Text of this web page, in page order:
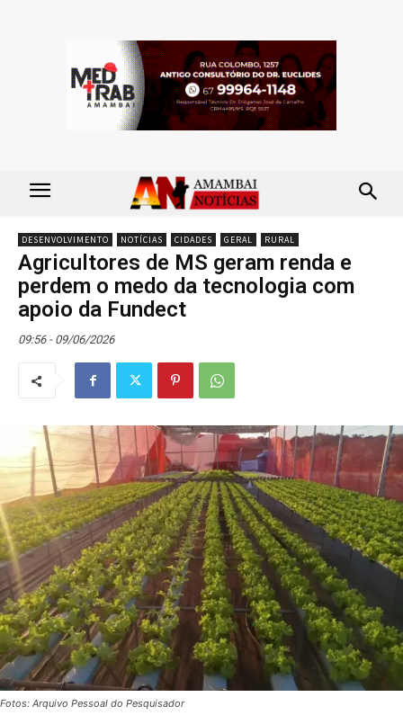
DESENVOLVIMENTO NOTÍCIAS CIDADES GERAL RURAL
Agricultores de MS geram renda e
perdem o medo da tecnologia com
apoio da Fundect
09:56 - 09/06/2026
Fotos: Arquivo Pessoal do Pesquisador